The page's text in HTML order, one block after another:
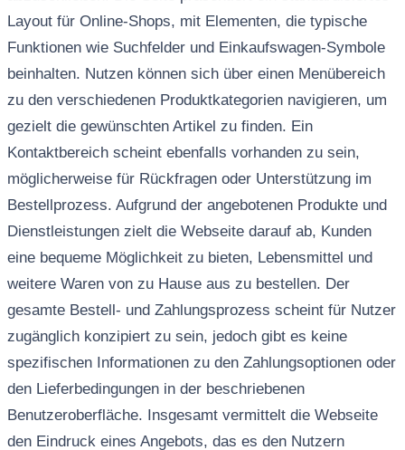
Layout für Online-Shops, mit Elementen, die typische
Funktionen wie Suchfelder und Einkaufswagen-Symbole
beinhalten. Nutzen können sich über einen Menübereich
zu den verschiedenen Produktkategorien navigieren, um
gezielt die gewünschten Artikel zu finden. Ein
Kontaktbereich scheint ebenfalls vorhanden zu sein,
möglicherweise für Rückfragen oder Unterstützung im
Bestellprozess. Aufgrund der angebotenen Produkte und
Dienstleistungen zielt die Webseite darauf ab, Kunden
eine bequeme Möglichkeit zu bieten, Lebensmittel und
weitere Waren von zu Hause aus zu bestellen. Der
gesamte Bestell- und Zahlungsprozess scheint für Nutzer
zugänglich konzipiert zu sein, jedoch gibt es keine
spezifischen Informationen zu den Zahlungsoptionen oder
den Lieferbedingungen in der beschriebenen
Benutzeroberfläche. Insgesamt vermittelt die Webseite
den Eindruck eines Angebots, das es den Nutzern